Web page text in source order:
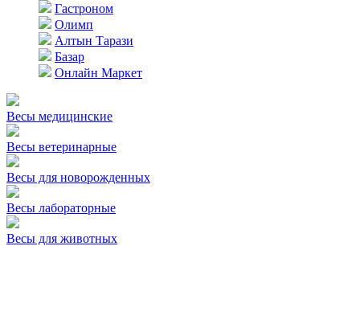
Гастроном
Олимп
Алтын Тарази
Базар
Онлайн Маркет
Весы медицинские
Весы ветеринарные
Весы для новорожденных
Весы лабораторные
Весы для животных